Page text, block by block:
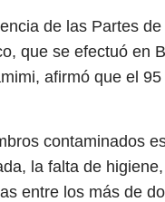
de las Partes
que se efectuó en
afirmó que el
contaminados
la falta de
entre los más de